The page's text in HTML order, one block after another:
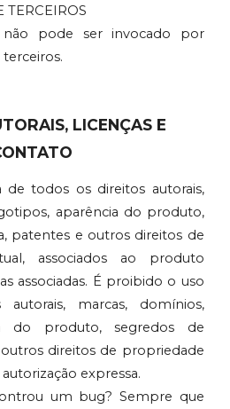
TERCEIROS
não pode ser invocado por
LICENÇAS E
todos os direitos autorais,
aparência do produto,
patentes e outros direitos de
associados ao produto
associadas. É proibido o uso
marcas, domínios,
do produto, segredos de
direitos de propriedade
expressa.
um bug? Sempre que